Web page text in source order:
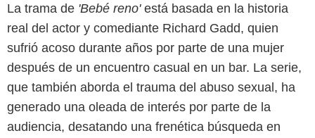
La trama de 'Bebé reno' está basada en la historia
real del actor y comediante Richard Gadd, quien
sufrió acoso durante años por parte de una mujer
después de un encuentro casual en un bar. La serie,
que también aborda el trauma del abuso sexual, ha
generado una oleada de interés por parte de la
audiencia, desatando una frenética búsqueda en
Netflix